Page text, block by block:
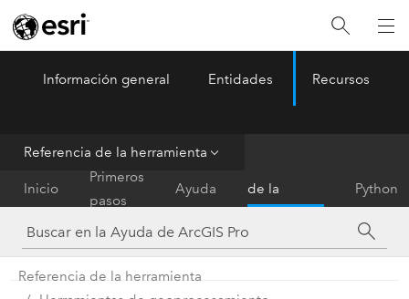
ArcGIS Pro Menu
Información general Entidades Recursos
Referencia de la herramienta
Inicio
Primeros
pasos
Ayuda
de la
herramienta
Python
Referencia de la herramienta